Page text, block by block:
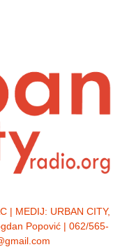
| MEDIJ: URBAN CITY,
Popović | 062/565-